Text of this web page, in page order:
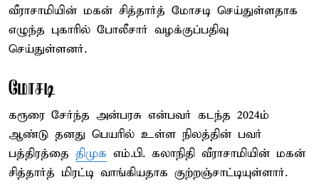
வீராசாமியின் மகன் சித்தார்த் மோசடி செய்துள்ளதாக
எழுந்த புகாரில் போலீசார் வழக்குப்பதிவு
செய்துள்ளனர்.
மோசடி
கரூரை சேர்ந்த அன்பரசு என்பவர் கடந்த 2024ம்
ஆண்டு தனது பெயரில் உள்ள நிலத்தின் பவர்
பத்திரத்தை திமுக எம்.பி. கலாநிதி வீராசாமியின் மகன்
சித்தார்த் மிரட்டி வாங்கியதாக குற்றஞ்சாட்டியுள்ளார்.